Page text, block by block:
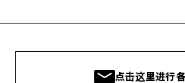
点击这里进行